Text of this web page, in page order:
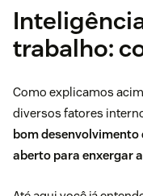
trabalho:
Como explicamos
diversos fatores
bom
aberto para enxergar